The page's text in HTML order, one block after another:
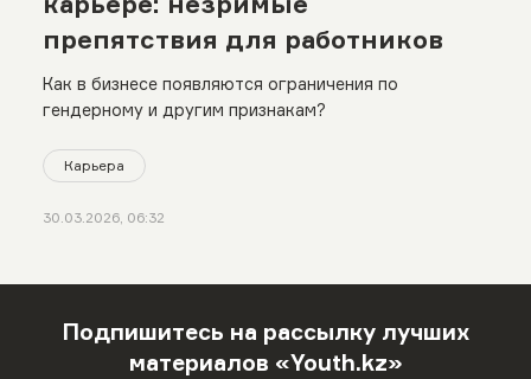
препятствия для работников
Как в бизнесе появляются ограничения по
гендерному и другим признакам?
Карьера
30.03.2026, 06:32
Подпишитесь на рассылку лучших
материалов «Youth.kz»